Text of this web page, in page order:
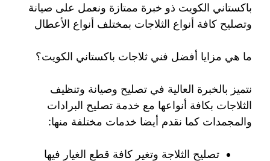
باكستاني الكويت ذو خبرة ممتازة ونعمل على صيانة
وتصليح كافة أنواع الثلاجات بمختلف أنواع الأعطال
ما هي مزايا أفضل فني ثلاجات باكستاني الكويت؟
نتميز بالخبرة العالية في تصليح وصيانة وتنظيف
الثلاجات بكافة أنواعها مع خدمة تصليح البرادات
والمجمدات كما نقدم أيضا خدمات مختلفة منها:
تصليح الثلاجة وتغير كافة قطع الغيار فيها